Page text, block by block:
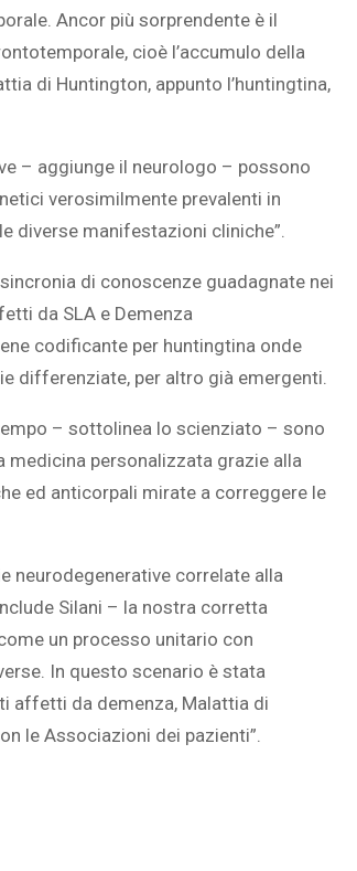
Ancor più sorprendente è il
cioè l’accumulo della
di Huntington, appunto l’huntingtina,
– aggiunge il neurologo – possono
verosimilmente prevalenti in
diverse manifestazioni cliniche”.
di conoscenze guadagnate nei
da SLA e Demenza
codificante per huntingtina onde
differenziate, per altro già emergenti.
– sottolinea lo scienziato – sono
medicina personalizzata grazie alla
ed anticorpali mirate a correggere le
neurodegenerative correlate alla
Silani – la nostra corretta
un processo unitario con
In questo scenario è stata
affetti da demenza, Malattia di
le Associazioni dei pazienti”.